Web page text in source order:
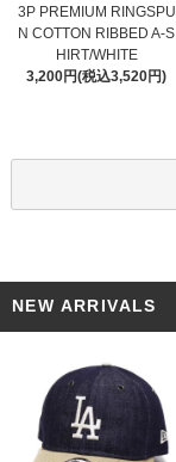
3P PREMIUM RINGSPU
N COTTON RIBBED A-S
HIRT/WHITE
3,200円(税込3,520円)
NEW ARRIVALS